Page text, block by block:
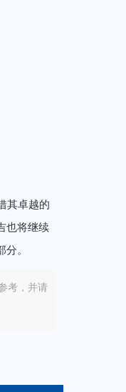
其卓越的
也将继续
。
考，并请